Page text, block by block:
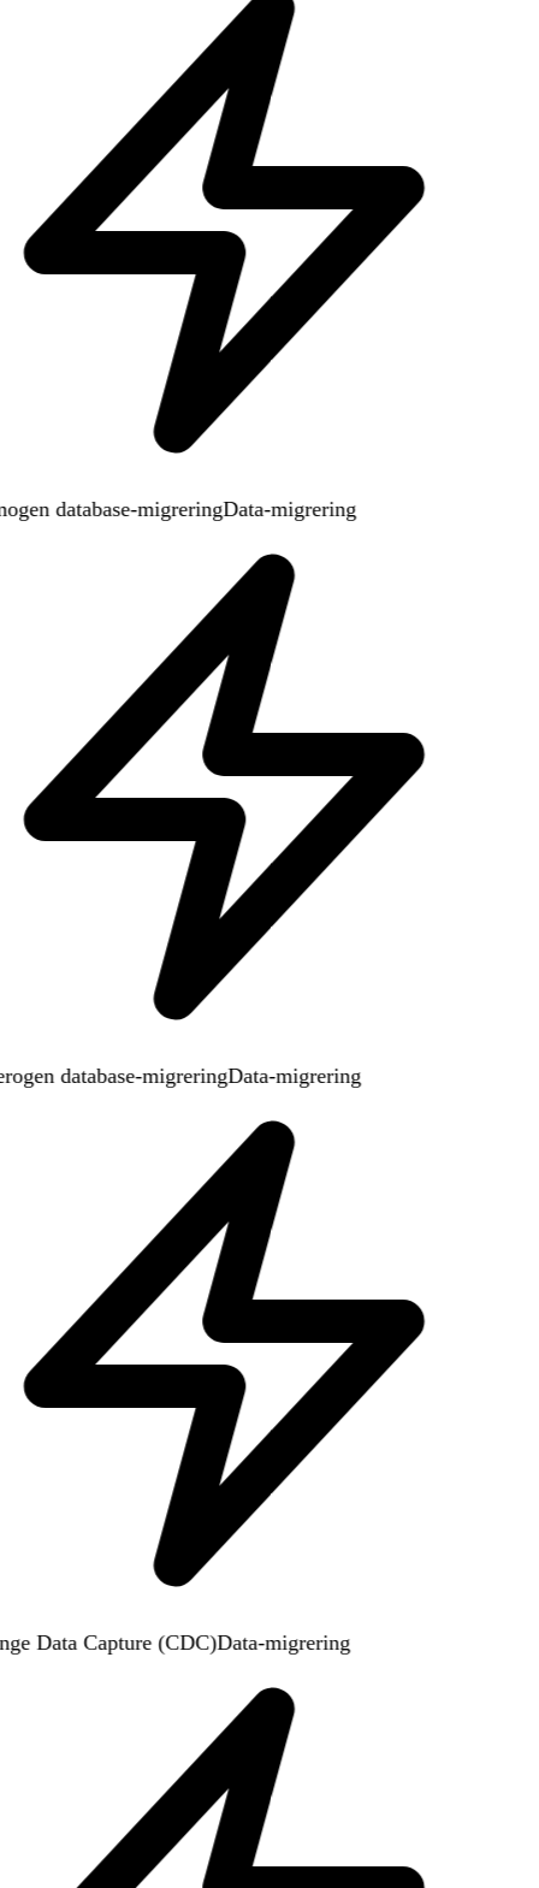
database-migreringData-migrering
database-migreringData-migrering
Data Capture (CDC)Data-migrering